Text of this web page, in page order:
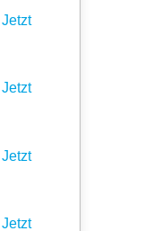
Jetzt
Jetzt
Jetzt
Jetzt